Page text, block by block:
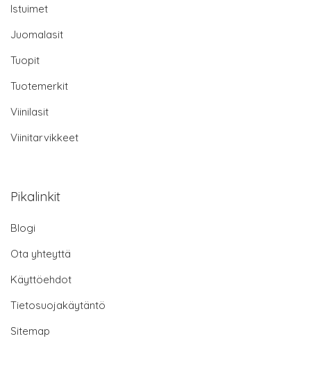
Istuimet
Juomalasit
Tuopit
Tuotemerkit
Viinilasit
Viinitarvikkeet
Pikalinkit
Blogi
Ota yhteyttä
Käyttöehdot
Tietosuojakäytäntö
Sitemap